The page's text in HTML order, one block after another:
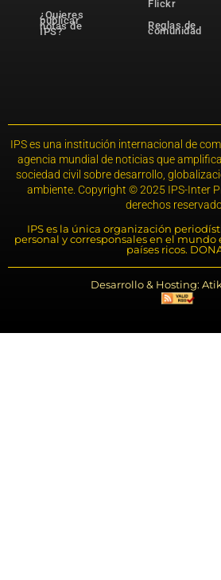
¿Quieres
publicar
notas de
IPS?
Flickr
Reglas de
comunidad
IPS es una institución internacional de
agencia mundial de noticias que
sociedad civil sobre desarrollo,
ambiente. Copyright © 2025 IPS-Inter
derechos
IPS es la única organización
personal y corresponsales en el mundo
países ricos.
Desarrollo & Hosting: